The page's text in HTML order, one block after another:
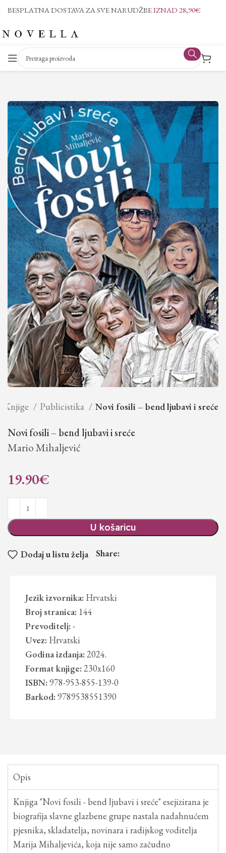
BESPLATNA DOSTAVA ZA SVE NARUDŽBEIZNAD 28,90€
Knjige Publicistika Novi fosili – bend ljubavi i sreće
Novi fosili – bend ljubavi i sreće
Mario Mihaljević
19.90€
U košaricu
Dodaj u listu želja Share:
Jezik izvornika: Hrvatski
Broj stranica: 144
Prevoditelj: -
Uvez: Hrvatski
Godina izdanja: 2024.
Format knjige: 230x160
ISBN: 978-953-855-139-0
Barkod: 9789538551390
Opis
Knjiga "Novi fosili - bend ljubavi i sreće" esejizirana je
biografija slavne glazbene grupe nastala nadahnućem
pjesnika, skladatelja, novinara i radijskog voditelja
Marija Mihaljevića, koja nije samo začudno